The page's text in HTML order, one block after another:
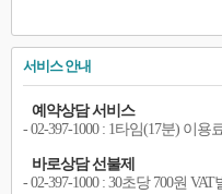
서비스 안내
예약상담 서비스
- 02-397-1000 : 1타임(17분) 이용
바로상담 선불제
- 02-397-1000 : 30초당 700원 VAT